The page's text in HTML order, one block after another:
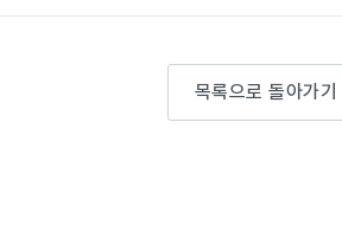
목록으로 돌아가기